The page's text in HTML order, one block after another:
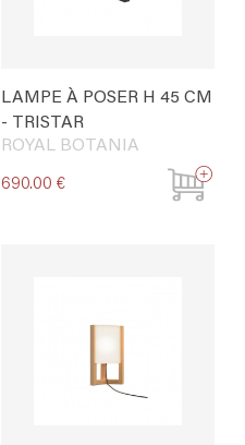
LAMPE À POSER H 45 CM
- TRISTAR
ROYAL BOTANIA
690.00 €